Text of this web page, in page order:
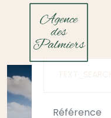
ACHETER